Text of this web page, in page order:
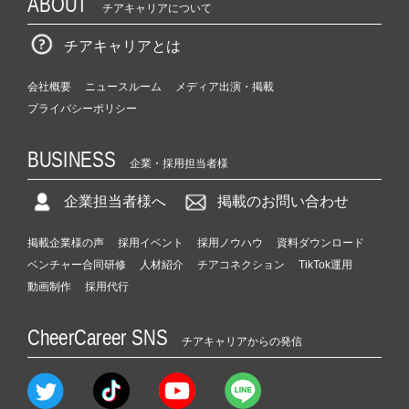
チアキャリアについて
チアキャリアとは
会社概要 ニュースルーム
メディア出演・掲載
プライバシーポリシー
BUSINESS 企業・採用担当者様
企業担当者様へ 掲載のお問い合わせ
掲載企業様の声 採用イベント 採用ノウハウ
資料ダウンロード
ベンチャー合同研修
人材紹介 チアコネクション
TikTok運用
動画制作
採用代行
CheerCareer SNS チアキャリアからの発信